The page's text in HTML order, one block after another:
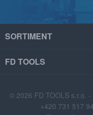
SORTIMENT
FD TOOLS
© 2026 FD TOOLS s.r.o.
+420 731 517